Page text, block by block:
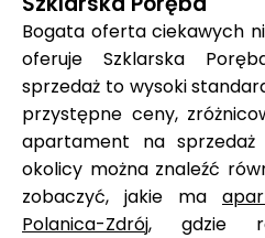
Bogata oferta ciekawych
oferuje Szklarska
sprzedaż to wysoki
przystępne ceny,
apartament na
okolicy można znaleźć
zobaczyć, jakie ma
Polanica-Zdrój, gdzie